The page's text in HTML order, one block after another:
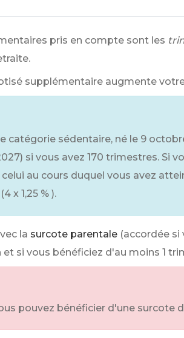
pris en compte sont les
supplémentaire augmente
catégorie sédentaire, né le 9
si vous avez 170 trimestres. Si
au cours duquel vous avez
(4 x 1,25 % ).
la surcote parentale (accordée si
si vous bénéficiez d'au moins 1
pouvez bénéficier d'une surcote